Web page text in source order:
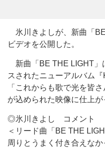
氷川きよしが、新曲「
ビデオを公開した。
新曲「BE THE LIGHT」
スされたニューアルバム『
「これからも歌で光を皆
が込められた映像に仕上が
◎氷川きよし コメント
＜リード曲「BE THE
周りとうまく付き合えな